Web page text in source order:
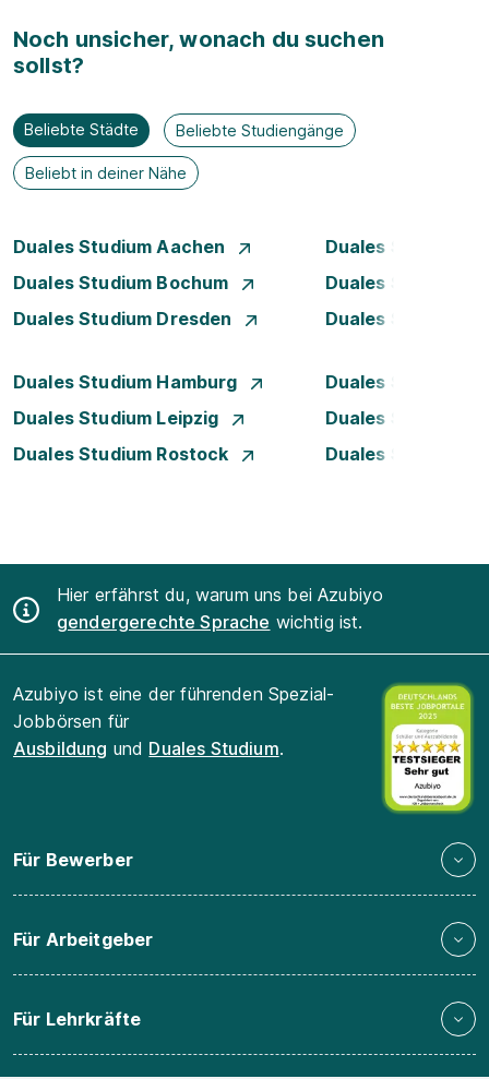
Noch unsicher, wonach du suchen
sollst?
Beliebte Städte Beliebte Studiengänge
Beliebt in deiner Nähe
Duales Studium Aachen
Duales Studium
Duales Studium Bochum
Duales Studium
Duales Studium Dresden
Duales Studium
Duales Studium Hamburg
Duales Studium
Duales Studium Leipzig
Duales Studium
Duales Studium Rostock
Duales Studium
Hier erfährst du, warum uns bei Azubiyo
gendergerechte Sprache wichtig ist.
Azubiyo ist eine der führenden Spezial-
Jobbörsen für
Ausbildung und Duales Studium.
Für Bewerber
Für Arbeitgeber
Für Lehrkräfte